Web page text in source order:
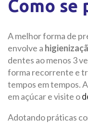
Como se
A melhor forma de
envolve a
dentes ao menos 3
forma recorrente e
tempos em tempos.
em açúcar e visite o
Adotando práticas